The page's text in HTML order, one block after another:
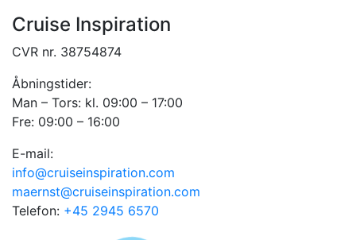
Cruise Inspiration
CVR nr. 38754874
Åbningstider:
Man – Tors: kl. 09:00 – 17:00
Fre: 09:00 – 16:00
E-mail:
info@cruiseinspiration.com
maernst@cruiseinspiration.com
Telefon: +45 2945 6570